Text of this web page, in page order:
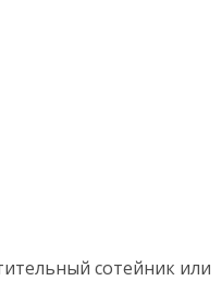
сотейник или